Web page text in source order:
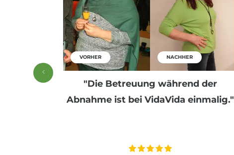
es ist,
VORHER NACHHER
"Die Betreuung während der
Abnahme ist bei VidaVida einmalig."